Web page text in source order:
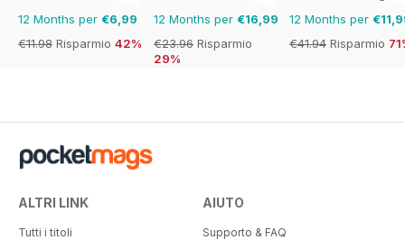
12 Months per €6,99
€11.98 Risparmio 42%
12 Months per €16,99
€23.96 Risparmio
29%
12 Months per
€41.94 Risparmio
ALTRI LINK
Tutti i titoli
AIUTO
Supporto & FAQ